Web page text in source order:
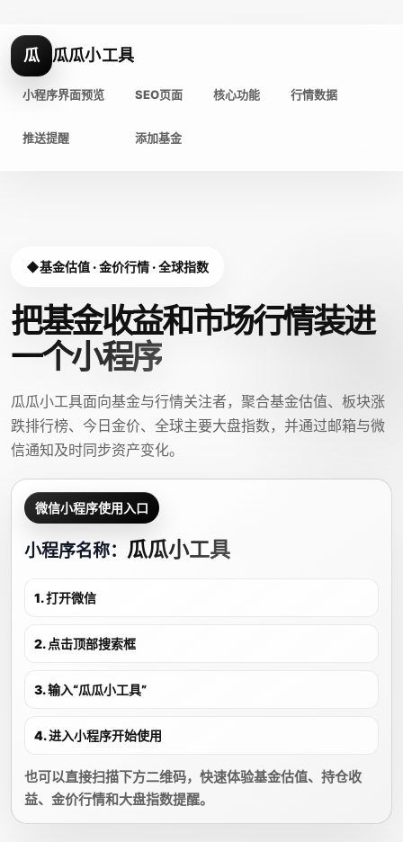
瓜 瓜瓜小工具
小程序界面预览 SEO页面 核心功能 行情数据
推送提醒 添加基金
基金估值 · 金价行情 · 全球指数
把基金收益和市场行情装进
一个小程序
瓜瓜小工具面向基金与行情关注者，聚合基金估值、板块涨
跌排行榜、今日金价、全球主要大盘指数，并通过邮箱与微
信通知及时同步资产变化。
微信小程序使用入口
小程序名称： 瓜瓜小工具
1. 打开微信
2. 点击顶部搜索框
3. 输入“瓜瓜小工具”
4. 进入小程序开始使用
也可以直接扫描下方二维码，快速体验基金估值、持仓收
益、金价行情和大盘指数提醒。